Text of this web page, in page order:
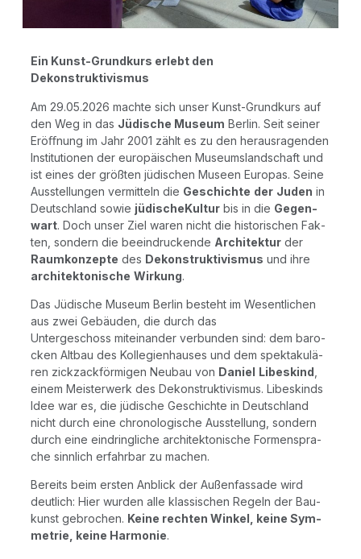
Ein Kunst-Grund­kurs erlebt den
Dekonstruktivismus
Am 29.05.2026 mach­te sich unser Kunst-Grund­kurs auf
den Weg in das Jüdi­sche Muse­um Ber­lin. Seit sei­ner
Eröﬀ­nung im Jahr 2001 zählt es zu den her­aus­ra­gen­den
Insti­tu­tio­nen der euro­päi­schen Muse­ums­land­schaft und
ist eines der größ­ten jüdi­schen Muse­en Euro­pas. Sei­ne
Aus­stel­lun­gen ver­mit­teln die Geschich­te der Juden in
Deutsch­land sowie jüdi­sche­Kul­tur bis in die Gegen­
wart. Doch unser Ziel waren nicht die his­to­ri­schen Fak­
ten, son­dern die beein­dru­cken­de Archi­tek­tur der
Raum­kon­zep­te des Dekon­struk­ti­vis­mus und ihre
archi­tek­to­ni­sche Wir­kung.
Das Jüdi­sche Muse­um Ber­lin besteht im Wesent­li­chen
aus zwei Gebäu­den, die durch das
Unter­ge­schoss mit­ein­an­der ver­bun­den sind: dem baro­
cken Alt­bau des Kol­le­gi­en­hau­ses und dem spek­ta­ku­lä­
ren zick­zack­för­mi­gen Neu­bau von Dani­el Libes­kind
einem Meis­ter­werk des Dekon­struk­ti­vis­mus. Libes­kinds
Idee war es, die jüdi­sche Geschich­te in Deutsch­land
nicht durch eine chro­no­lo­gi­sche Aus­stel­lung, son­dern
durch eine ein­dring­li­che archi­tek­to­ni­sche For­men­spra­
che sinn­lich erfahr­bar zu machen.
Bereits beim ers­ten Anblick der Außen­fas­sa­de wird
deut­lich: Hier wur­den alle klas­si­schen Regeln der Bau­
kunst gebro­chen. Kei­ne rech­ten Win­kel, kei­ne Sym­
me­trie, kei­ne Har­mo­nie.